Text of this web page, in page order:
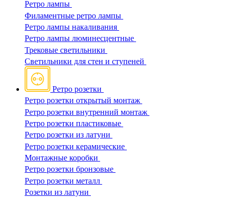
Ретро лампы
Филаментные ретро лампы
Ретро лампы накаливания
Ретро лампы люминесцентные
Трековые светильники
Светильники для стен и ступеней
Ретро розетки
Ретро розетки открытый монтаж
Ретро розетки внутренний монтаж
Ретро розетки пластиковые
Ретро розетки из латуни
Ретро розетки керамические
Монтажные коробки
Ретро розетки бронзовые
Ретро розетки металл
Розетки из латуни